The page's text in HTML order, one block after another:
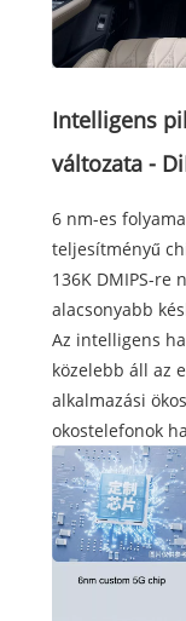
Intelligens
változata -
6 nm-es
teljesítményű
136K DMIPS-re
alacsonyabb
Az intelligens
közelebb áll az
alkalmazási
okostelefonok